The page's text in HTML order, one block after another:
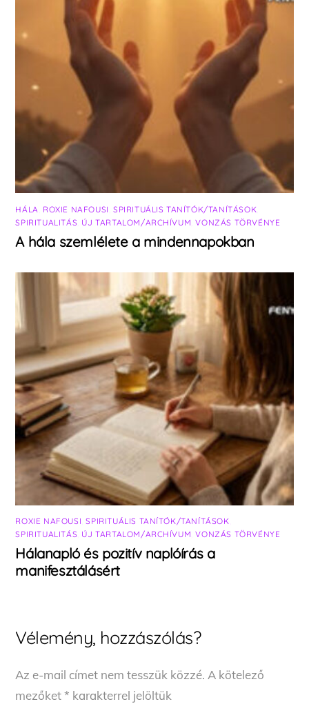
HÁLA ROXIE NAFOUSI SPIRITUÁLIS TANÍTÓK/TANÍTÁSOK
SPIRITUALITÁS ÚJ TARTALOM/ARCHÍVUM ,VONZÁS TÖRVÉNYE
A hála szemlélete a mindennapokban
ROXIE NAFOUSI ,SPIRITUÁLIS TANÍTÓK/TANÍTÁSOK
SPIRITUALITÁS ÚJ TARTALOM/ARCHÍVUM ,VONZÁS TÖRVÉNYE
Hálanapló és pozitív naplóírás a
manifesztálásért
Vélemény, hozzászólás?
Az e-mail címet nem tesszük közzé. A kötelező
mezőket* karakterrel jelöltük